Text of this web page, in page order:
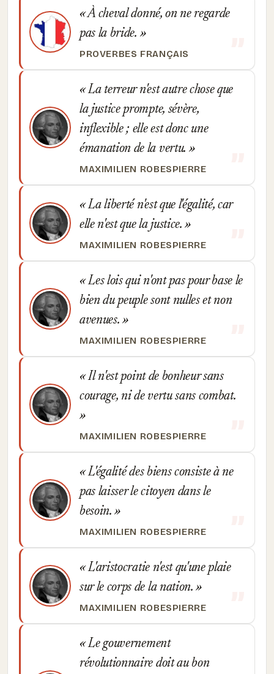
À cheval donné, on ne regarde
pas la bride.
PROVERBES FRANÇAIS
La terreur n'est autre chose que
la justice prompte, sévère,
inflexible ; elle est donc une
émanation de la vertu.
MAXIMILIEN ROBESPIERRE
La liberté n'est que l'égalité, car
elle n'est que la justice.
MAXIMILIEN ROBESPIERRE
Les lois qui n'ont pas pour base le
bien du peuple sont nulles et non
avenues.
MAXIMILIEN ROBESPIERRE
Il n'est point de bonheur sans
courage, ni de vertu sans combat.
MAXIMILIEN ROBESPIERRE
L'égalité des biens consiste à ne
pas laisser le citoyen dans le
besoin.
MAXIMILIEN ROBESPIERRE
L'aristocratie n'est qu'une plaie
sur le corps de la nation.
MAXIMILIEN ROBESPIERRE
Le gouvernement
révolutionnaire doit au bon